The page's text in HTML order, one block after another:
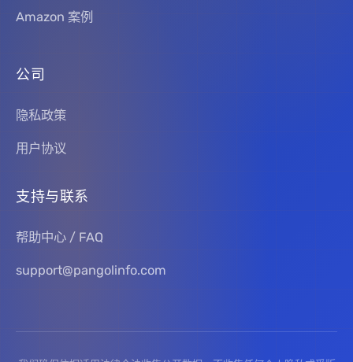
Amazon 案例
公司
隐私政策
用户协议
支持与联系
帮助中心 / FAQ
support@pangolinfo.com